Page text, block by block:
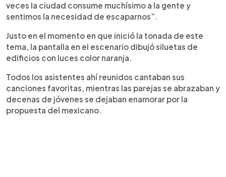
veces la ciudad consume muchísimo a la gente y
sentimos la necesidad de escaparnos”.
Justo en el momento en que inició la tonada de este
tema, la pantalla en el escenario dibujó siluetas de
edificios con luces color naranja.
Todos los asistentes ahí reunidos cantaban sus
canciones favoritas, mientras las parejas se abrazaban y
decenas de jóvenes se dejaban enamorar por la
propuesta del mexicano.